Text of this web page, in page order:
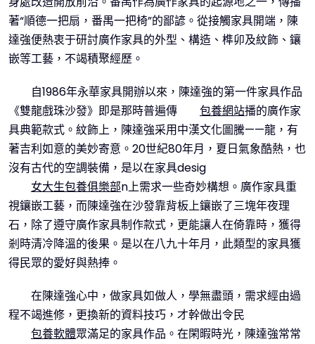
著“順德一把扇，番禺一把椅”的鄙諺。從接觸家具開端，陳
達強便熱衷于研討廣作家具的外型、構造、榫卯及紋飾、鑲
嵌等工藝，不竭積聚經歷。
自1986年永華家具開辦以來，陳達強的第一件家具作品
《雙龍戲珠沙發》即是那時普遍傳
包養網站播的廣作家
具典範款式。紋飾上，陳達強采用中漢文化圖騰——龍，有
著吉利如意的美妙寄意。20世紀80年月，夏日氣象酷熱，也
沒有古代的空調裝備，是以在家具desig
女大生包養俱樂部n上需求一些奇妙構想。廣作家具重
視鑲嵌工藝，而陳達強在沙發靠背板上鑲嵌了三塊年夜理
石，除了遵守廣作家具制作款式，更能讓人在倚靠時，獲得
剎時清冷降溫的後果。是以在八九十年月，此類型的家具獲
得民眾的愛好與熱捧。
在陳達強心中，做家具如做人，學無盡頭，需求經由過
程不竭進修，更換新的資料技巧，才幹做出令民
包養軟體眾滿足的家具作品。在閑暇時光，陳達強常常